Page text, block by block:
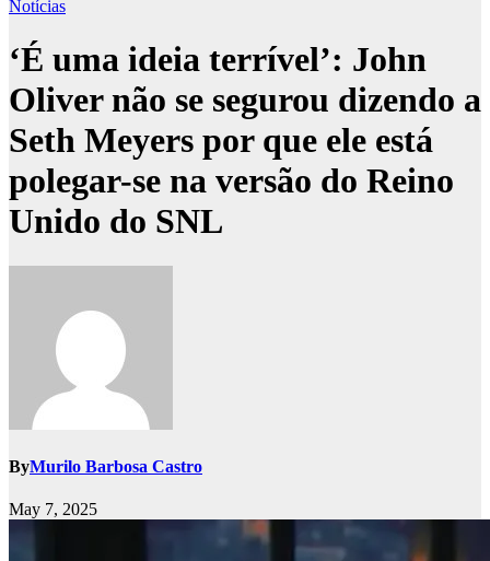
Notícias
‘É uma ideia terrível’: John
Oliver não se segurou dizendo a
Seth Meyers por que ele está
polegar-se na versão do Reino
Unido do SNL
ByMurilo Barbosa Castro
May 7, 2025